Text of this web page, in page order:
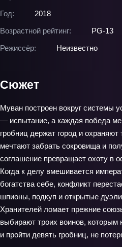
Год:
2018
Возрастной рейтинг:
PG-13
Режиссёр:
Неизвестно
Сюжет
Муван построен вокруг системы
— испытание, а каждая победа
гробниц держат город и
мечтают забрать сокровища и
соглашение превращает охоту в
Когда к делу вмешивается
богатства себе, конфликт
шпионы, подкуп и открытые
Хранителей ломает прежние
выбирают троих воинов, которым
и пройти девять гробниц, не